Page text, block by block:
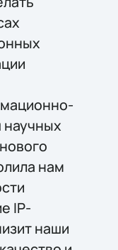
научных
нам
IP-
наши